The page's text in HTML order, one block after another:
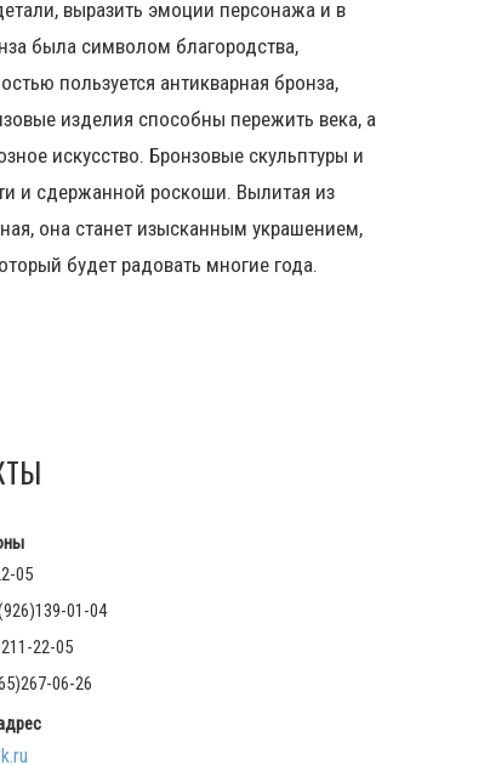
выразить эмоции персонажа и в
была символом благородства,
пользуется антикварная бронза,
изделия способны пережить века, а
искусство. Бронзовые скульптуры и
и сдержанной роскоши. Вылитая из
она станет изысканным украшением,
будет радовать многие года.
05
01-04
22-05
06-26